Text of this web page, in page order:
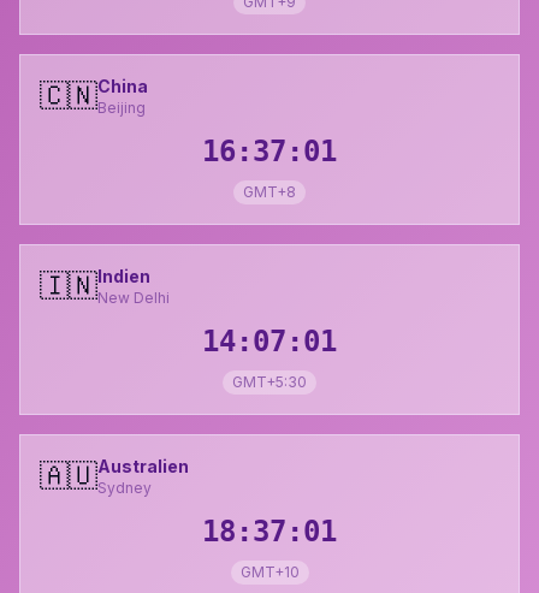
🇨🇳China
Beijing
16:37:02
GMT+8
🇮🇳Indien
New Delhi
14:07:02
GMT+5:30
🇦🇺Australien
Sydney
18:37:02
GMT+10